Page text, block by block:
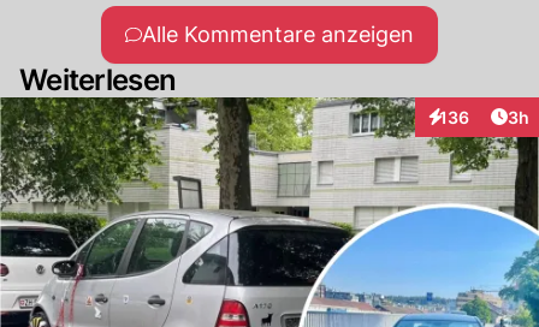
Alle Kommentare anzeigen
Weiterlesen
136
Interaktionen
3h